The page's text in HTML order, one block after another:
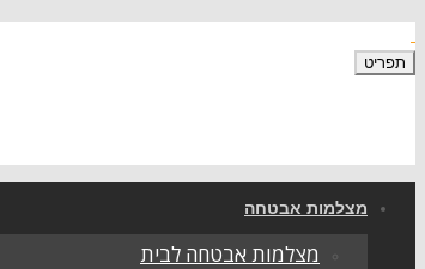
תפריט
מצלמות אבטחה
מצלמות אבטחה לבית